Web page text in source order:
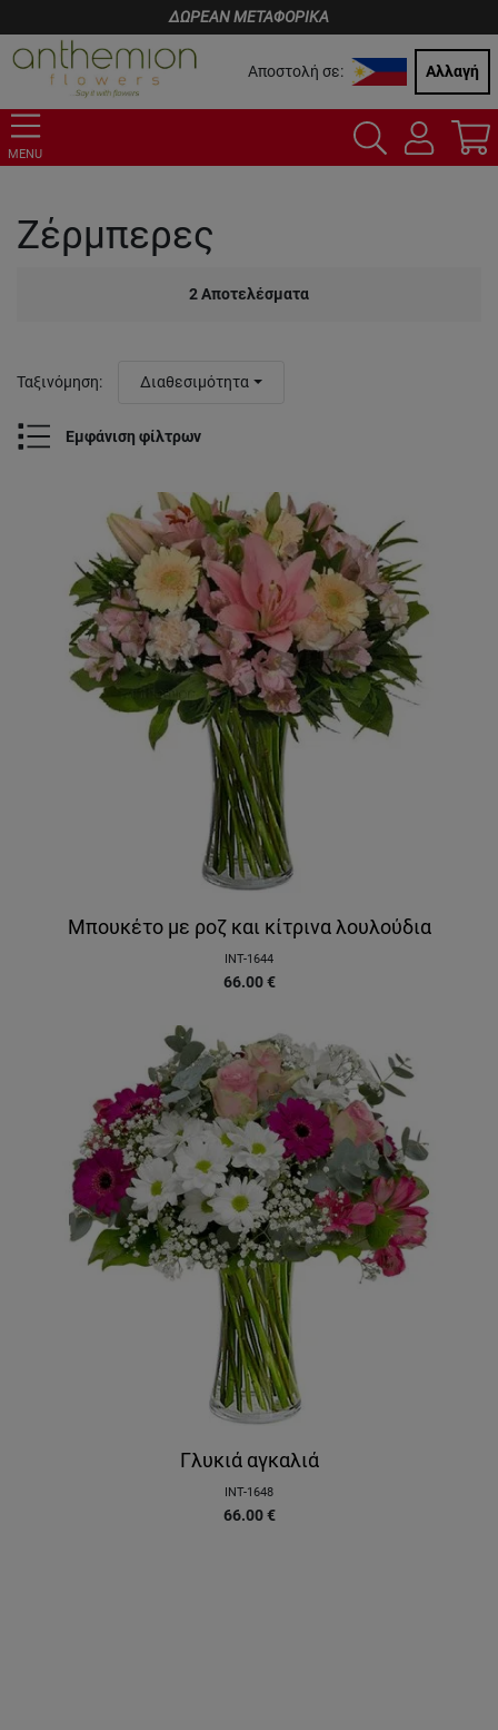
ΔΩΡΕΑΝ ΜΕΤΑΦΟΡΙΚΑ
Αποστολή σε: Αλλαγή
MENU
Ζέρμπερες
2Αποτελέσματα
Εμφάνιση φίλτρων
Ταξινόμηση: Διαθεσιμότητα
Μπουκέτο με ροζ και κίτρινα λουλούδια
INT-1644
66.00 €
Γλυκιά αγκαλιά
INT-1648
66.00 €